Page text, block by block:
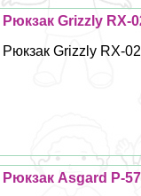
Рюкзак Grizzly RX-
Рюкзак Grizzly RX-
Рюкзак Asgard Р-